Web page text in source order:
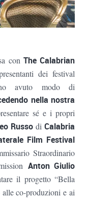
con The Calabrian
dei festival
avuto modo di
nella nostra
sé e i propri
Russodi Calabria
Film Festival
Straordinario
Anton Giulio
il progetto “Bella
co-produzioni e ai